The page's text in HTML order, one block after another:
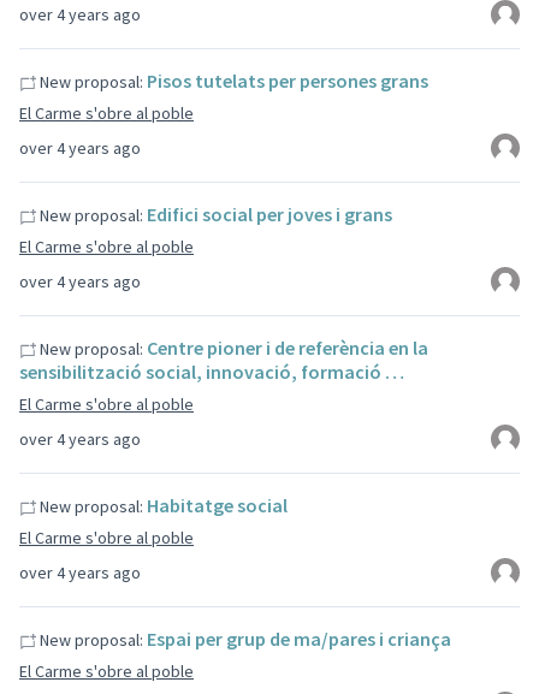
over 4 years ago
over 4 years ago
New proposal: Pisos tutelats per persones grans
El Carme s'obre al poble
over 4 years ago
New proposal: Edifici social per joves i grans
El Carme s'obre al poble
over 4 years ago
New proposal: Centre pioner i de referència en la
sensibilització social, innovació, formació …
El Carme s'obre al poble
over 4 years ago
New proposal: Habitatge social
El Carme s'obre al poble
New proposal: Espai per grup de ma/pares i criança
El Carme s'obre al poble